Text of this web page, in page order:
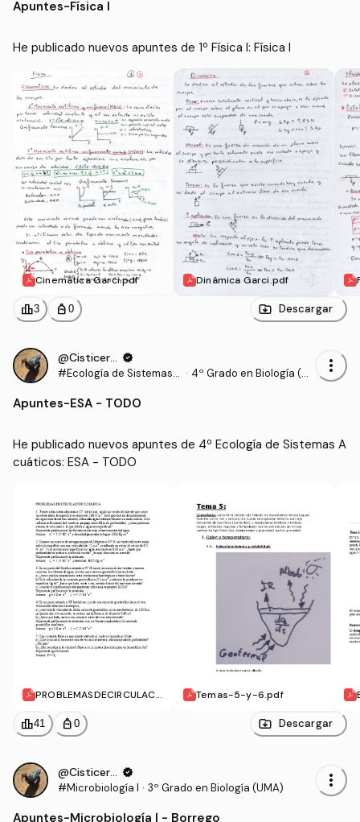
Apuntes-Física I
He publicado nuevos apuntes de 1º Física I: Física I
Cinemática Garci.pdf Dinámica Garci.pdf
leaderboard3 personal_bag 0 Descargar
@Cisticercoverified
#Ecología de Sistemas
· 4º Grado en Biología (U
more_vert
Apuntes-ESA - TODO
He publicado nuevos apuntes de 4º Ecología de Sistemas A
cuáticos: ESA - TODO
PROBLEMASDECIRCULACI
Temas-5-y-6.pdf
leaderboard41 personal_bag 0 Descargar
@Cisticercoverified
#Microbiología I · 3º Grado en Biología (UMA) more_vert
Apuntes-Microbiología I - Borrego